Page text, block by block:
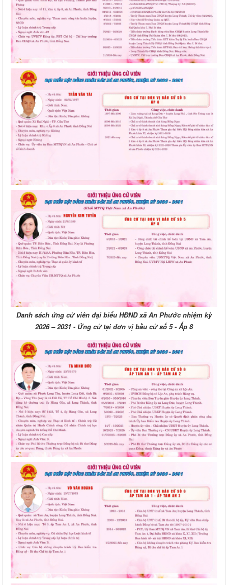
Danh sách ứng cử viên đại biểu HĐND xã An Phước nhiệm kỳ
2026 – 2031 - Ứng cử tại đơn vị bầu cử số 5 - Ấp 8